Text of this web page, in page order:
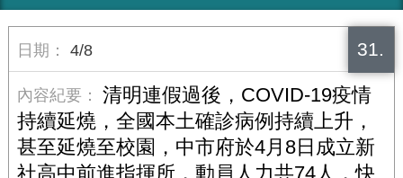
31.
4/8
清明連假過後，COVID-19疫情
持續延燒，全國本土確診病例持續上升，
甚至延燒至校園，中市府於4月8日成立新
社高中前進指揮所，動員人力共74人，快